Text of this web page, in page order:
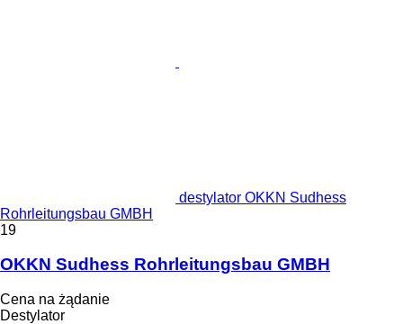
destylator OKKN Sudhess
Rohrleitungsbau GMBH
19
OKKN Sudhess Rohrleitungsbau GMBH
Cena na żądanie
Destylator